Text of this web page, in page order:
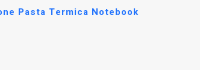
Pasta Termica Notebook